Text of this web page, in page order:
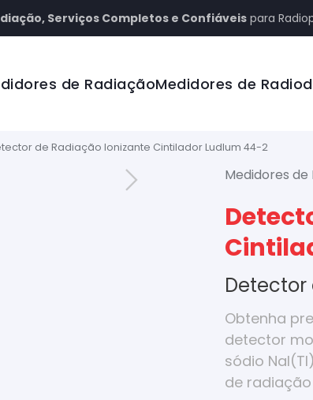
Serviços Completos e Confiáveis para
de RadiaçãoMedidores de
de Radiação Ionizante Cintilador Ludlum 44-2
Medidores de
Detector
Obtenha
detector
sódio
de